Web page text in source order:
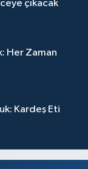
çıkacak
Her Zaman
Kardeş Eti